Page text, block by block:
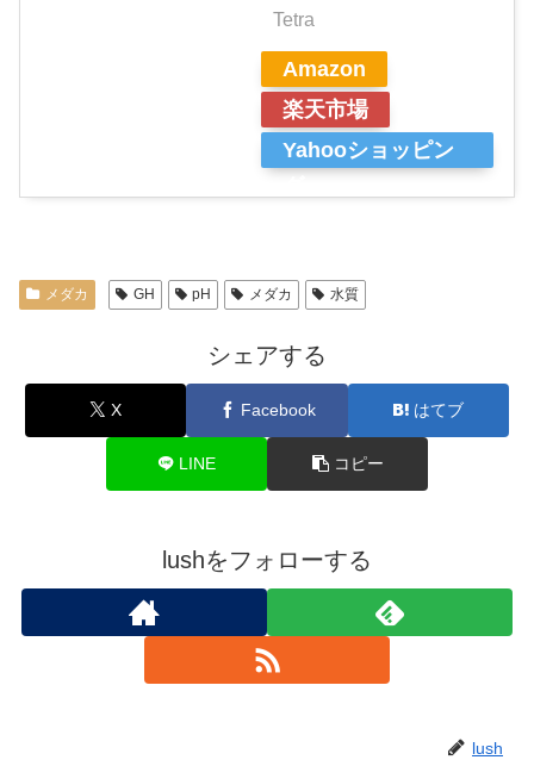
Tetra
Amazon
楽天市場
Yahooショッピン
メダカ GH pH メダカ 水質
シェアする
X Facebook はてブ
LINE コピー
lushをフォローする
lush